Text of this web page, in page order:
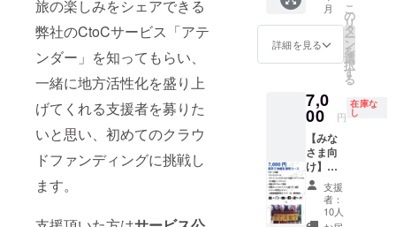
旅の楽しみをシェアできる
弊社のCtoCサービス「アテ
ンダー」を知ってもらい、
一緒に地方活性化を盛り上
げてくれる支援者を募りた
いと思い、初めてのクラウ
ドファンディングに挑戦し
ます。
2019/03
・
2019/04
定 ・PR
どは順
次2019
年入り
ました
ら公開
されて
いきま
壇orイ
料会員
プラン
付
（2019
年春公
定）
【こん
な方に
おすす
め】 ・
「アテ
ン
ダー」
を共に
リー
ペー
パー掲
載（店
頭紹介
フレッ
トとし
て配
布） ②
アテン
ダー・
オウン
ドメ
ディア
じで加
工しま
す（プ
ロマイ
ド風）
サービ
ス内の
特設
ページ
ができ
ました
ら掲載
させて
いただ
ロール /
特設
ページ
御社名&
ロゴ&簡
掲載 ・
代表、
宮城
（沖縄
出身）
を登壇
イベン
トに呼
べる権
月
詳細を見る
こ
の
リ
タ
ー
ン
を
選
択
す
る
7,0
00 円
在庫な
し
【みな
さま向
け】東
京で沖
縄を満
喫コー
ス ・サ
支援
者：
10人